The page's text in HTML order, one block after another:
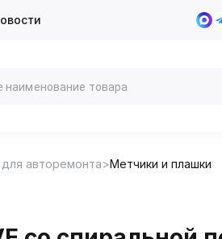
авторемонта Метчики и плашки